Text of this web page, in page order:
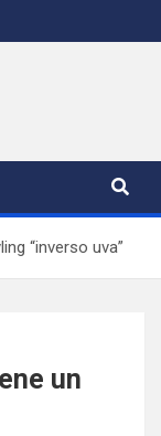
“inverso uva”
un